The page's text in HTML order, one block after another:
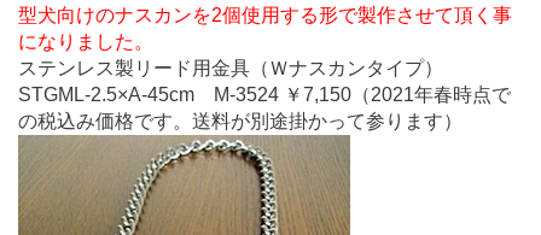
型犬向けのナスカンを2個使用する形で製作させて頂く事
になりました。
ステンレス製リード用金具（Ｗナスカンタイプ）
STGML-2.5×A-45cm M-3524 ￥7,150（2021年春時点で
の税込み価格です。送料が別途掛かって参ります）